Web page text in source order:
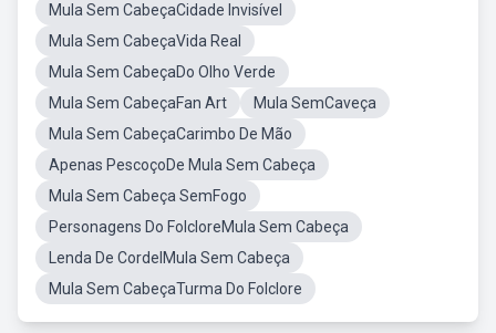
Mula Sem CabeçaCidade Invisível
Mula Sem CabeçaVida Real
Mula Sem CabeçaDo Olho Verde
Mula Sem CabeçaFan Art
Mula SemCaveça
Mula Sem CabeçaCarimbo De Mão
Apenas PescoçoDe Mula Sem Cabeça
Mula Sem Cabeça SemFogo
Personagens Do FolcloreMula Sem Cabeça
Lenda De CordelMula Sem Cabeça
Mula Sem CabeçaTurma Do Folclore